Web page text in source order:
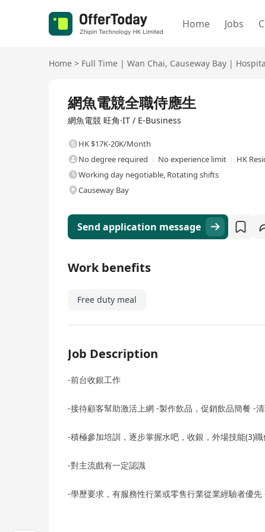
Home Jobs
Home > Full Time | Wan Chai, Causeway Bay |
網魚電競全職侍應生
網魚電競 旺角·IT / E-Business
HK $17K-20K/Month
No degree required
No experience limit
HK
Working day negotiable, Rotating shifts
Causeway Bay
Send application message
Work benefits
Free duty meal
Job Description
-前台收銀工作
-接待顧客幫助激活上網 -製作飲品，促銷飲品簡餐 -
-積極參加培訓，逐步掌握水吧，收銀，外場技能(3)職
-對主流戲有一定認識
-學歷要求，有服務性行業或零售行業從業經驗者優